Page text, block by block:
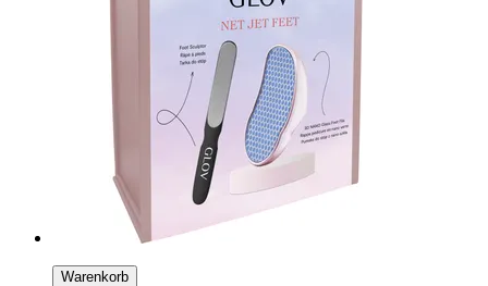
Warenkorb